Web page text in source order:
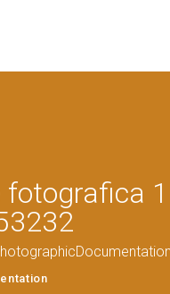
fotografica